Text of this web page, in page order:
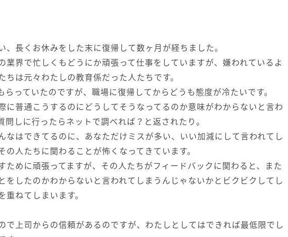
、長くお休みをした末に復帰して数ヶ月が経ちました。
業界で忙しくもどうにか頑張って仕事をしていますが、嫌われているよ
ちは元々わたしの教育係だった人たちです。
らっていたのですが、職場に復帰してからどうも態度が冷たいです。
に普通こうするのにどうしてそうなってるのか意味がわからないと言わ
問しに行ったらネットで調べれば？と返されたり。
なはできてるのに、あなただけミスが多い、いい加減にして言われてし
の人たちに関わることが怖くなってきています。
ために頑張ってますが、その人たちがフィードバックに関わると、また
をしたのかわからないと言われてしまうんじゃないかとビクビクしてし
重ねてしまいます。
で上司からの信頼があるのですが、わたしとしてはできれば最低限でし